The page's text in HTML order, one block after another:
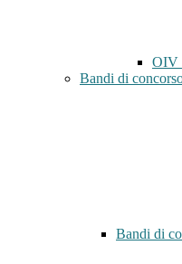
OIV
Bandi di
Bandi di